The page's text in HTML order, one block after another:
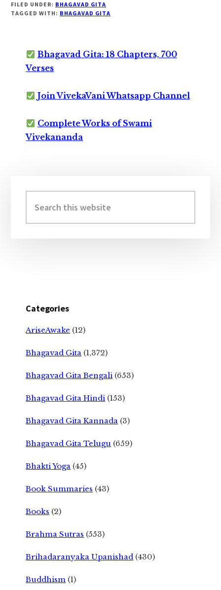
FILED UNDER: BHAGAVAD GITA
TAGGED WITH: BHAGAVAD GITA
Bhagavad Gita: 18 Chapters, 700
Verses
Join VivekaVani Whatsapp Channel
Complete Works of Swami
Vivekananda
Sidebar
this
website
Categories
AriseAwake (12)
Bhagavad Gita (1,372)
Bhagavad Gita Bengali (653)
Bhagavad Gita Hindi (153)
Bhagavad Gita Kannada (3)
Bhagavad Gita Telugu (659)
Bhakti Yoga (45)
Book Summaries (43)
Books (2)
Brahma Sutras (553)
Brihadaranyaka Upanishad (430)
Buddhism (1)